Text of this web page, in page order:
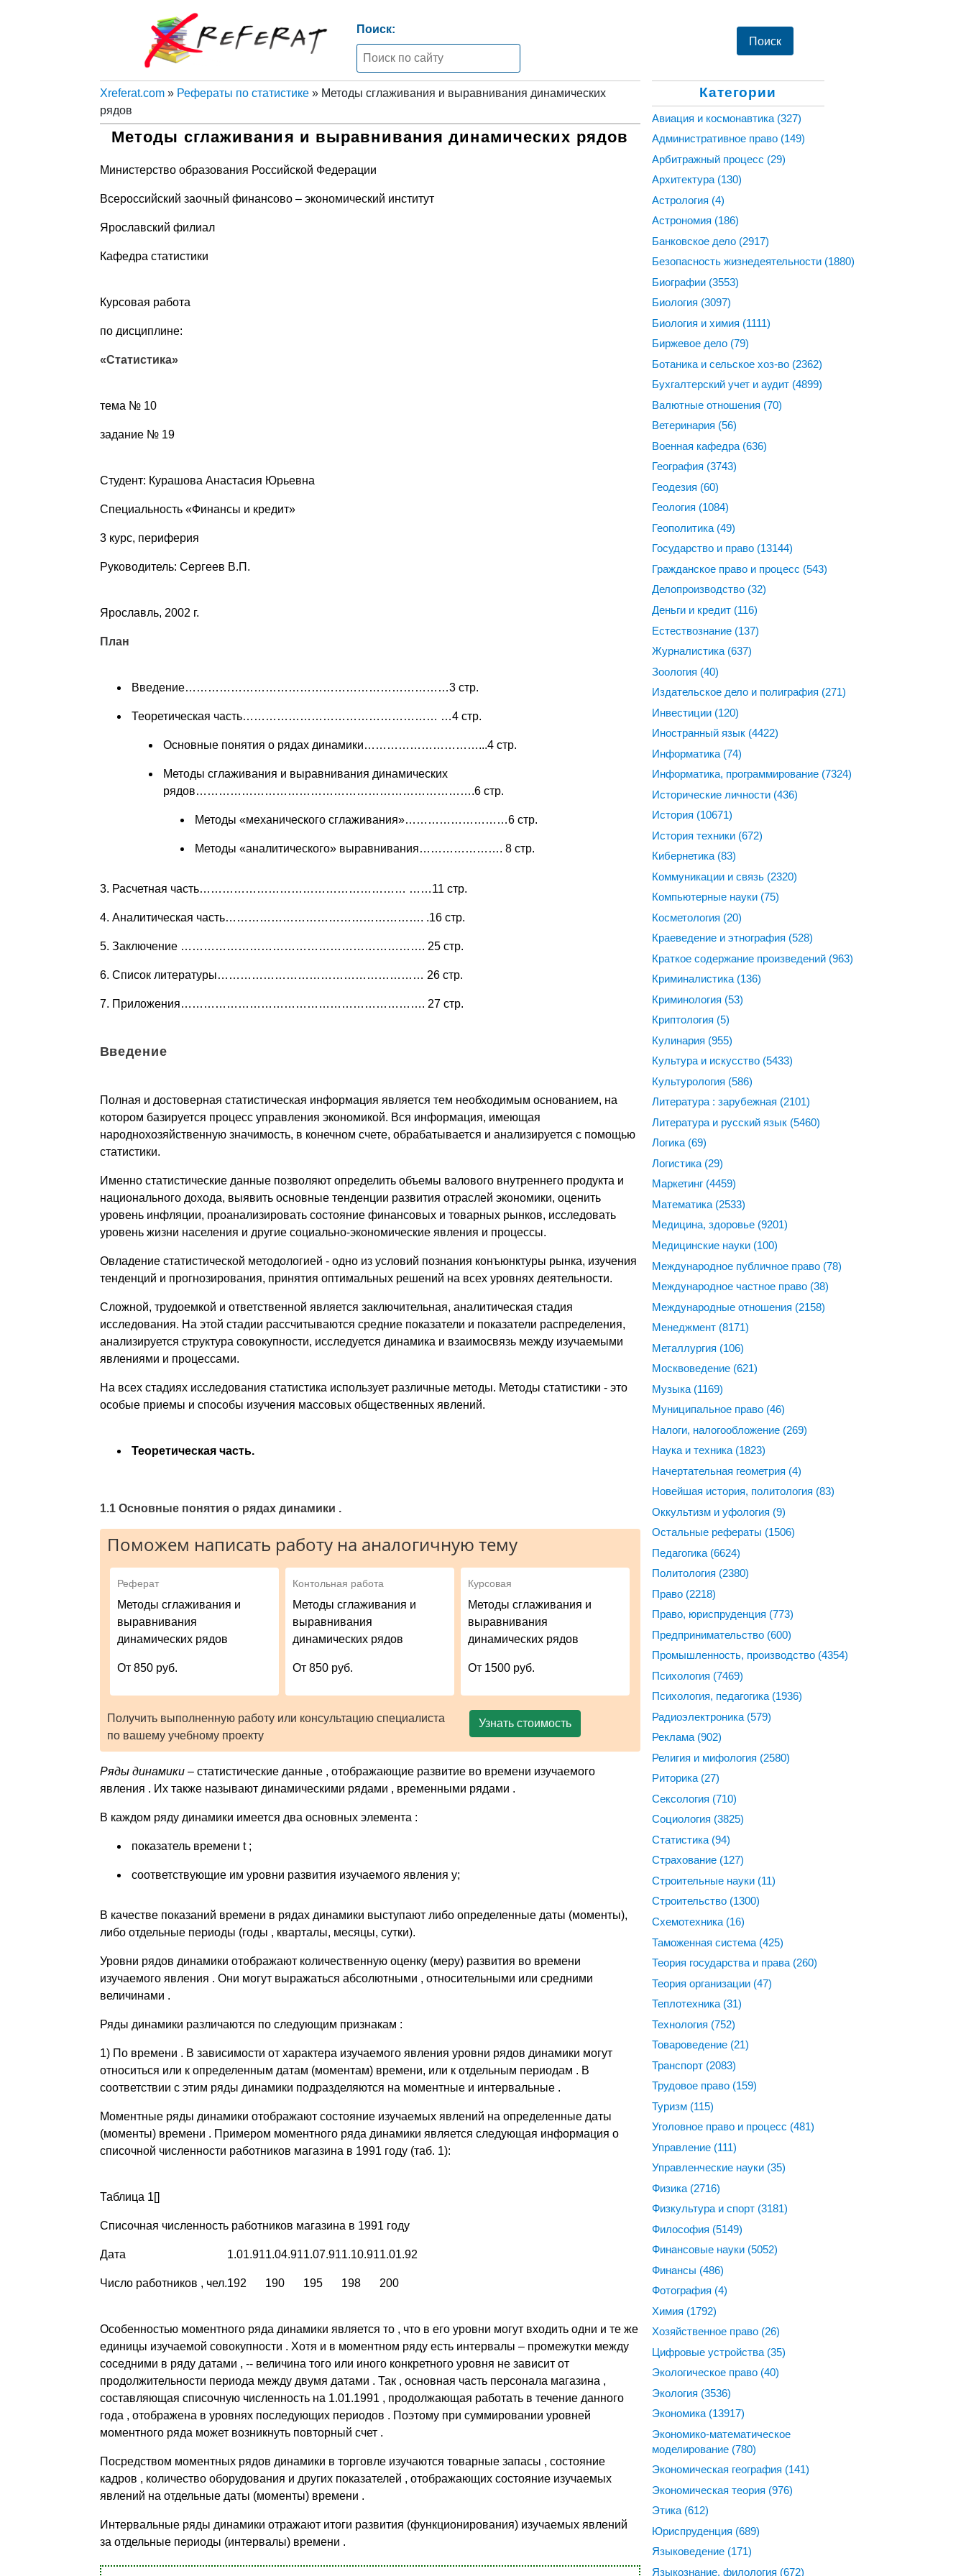
Поиск:
Xreferat.com» Рефераты по статистике» Методы сглаживания и выравнивания динамических
рядов
Методы сглаживания и выравнивания динамических рядов
Министерство образования Российской Федерации
Всероссийский заочный финансово – экономический институт
Ярославский филиал
Кафедра статистики
Курсовая работа
по дисциплине:
«Статистика»
тема № 10
задание № 19
Студент: Курашова Анастасия Юрьевна
Специальность «Финансы и кредит»
3 курс, периферия
Руководитель: Сергеев В.П.
Ярославль, 2002 г.
План
Введение……………………………………………………………3 стр.
Теоретическая часть…………………………………………… …4 стр.
Основные понятия о рядах динамики…………………………...4 стр.
Методы сглаживания и выравнивания динамических
рядов……………………………………………………………….6 стр.
Методы «механического сглаживания»………………………6 стр.
Методы «аналитического» выравнивания…………………. 8 стр.
3. Расчетная часть……………………………………………… ……11 стр.
4. Аналитическая часть……………………………………………. .16 стр.
5. Заключение ………………………………………………………. 25 стр.
6. Список литературы……………………………………………… 26 стр.
7. Приложения………………………………………………………. 27 стр.
Введение
Полная и достоверная статистическая информация является тем необходимым основанием, на
котором базируется процесс управления экономикой. Вся информация, имеющая
народнохозяйственную значимость, в конечном счете, обрабатывается и анализируется с помощью
статистики.
Именно статистические данные позволяют определить объемы валового внутреннего продукта и
национального дохода, выявить основные тенденции развития отраслей экономики, оценить
уровень инфляции, проанализировать состояние финансовых и товарных рынков, исследовать
уровень жизни населения и другие социально-экономические явления и процессы.
Овладение статистической методологией - одно из условий познания конъюнктуры рынка, изучения
тенденций и прогнозирования, принятия оптимальных решений на всех уровнях деятельности.
Сложной, трудоемкой и ответственной является заключительная, аналитическая стадия
исследования. На этой стадии рассчитываются средние показатели и показатели распределения,
анализируется структура совокупности, исследуется динамика и взаимосвязь между изучаемыми
явлениями и процессами.
На всех стадиях исследования статистика использует различные методы. Методы статистики - это
особые приемы и способы изучения массовых общественных явлений.
Теоретическая часть.
1.1 Основные понятия о рядах динамики .
Поможем написать работу на аналогичную тему
Реферат
Методы сглаживания и
выравнивания
динамических рядов
От 850 руб.
Контольная работа
Методы сглаживания и
выравнивания
динамических рядов
От 850 руб.
Курсовая
Методы сглаживания и
выравнивания
динамических рядов
От 1500 руб.
Получить выполненную работу или консультацию специалиста
по вашему учебному проекту
Узнать стоимость
Ряды динамики– статистические данные , отображающие развитие во времени изучаемого
явления . Их также называют динамическими рядами , временными рядами .
В каждом ряду динамики имеется два основных элемента :
показатель времени t ;
соответствующие им уровни развития изучаемого явления y;
В качестве показаний времени в рядах динамики выступают либо определенные даты (моменты),
либо отдельные периоды (годы , кварталы, месяцы, сутки).
Уровни рядов динамики отображают количественную оценку (меру) развития во времени
изучаемого явления . Они могут выражаться абсолютными , относительными или средними
величинами .
Ряды динамики различаются по следующим признакам :
1) По времени . В зависимости от характера изучаемого явления уровни рядов динамики могут
относиться или к определенным датам (моментам) времени, или к отдельным периодам . В
соответствии с этим ряды динамики подразделяются на моментные и интервальные .
Моментные ряды динамики отображают состояние изучаемых явлений на определенные даты
(моменты) времени . Примером моментного ряда динамики является следующая информация о
списочной численности работников магазина в 1991 году (таб. 1):
Таблица 1[]
Списочная численность работников магазина в 1991 году
Дата 1.01.911.04.911.07.911.10.911.01.92
Число работников , чел.192 190 195 198 200
Особенностью моментного ряда динамики является то , что в его уровни могут входить одни и те же
единицы изучаемой совокупности . Хотя и в моментном ряду есть интервалы – промежутки между
соседними в ряду датами , -- величина того или иного конкретного уровня не зависит от
продолжительности периода между двумя датами . Так , основная часть персонала магазина ,
составляющая списочную численность на 1.01.1991 , продолжающая работать в течение данного
года , отображена в уровнях последующих периодов . Поэтому при суммировании уровней
моментного ряда может возникнуть повторный счет .
Посредством моментных рядов динамики в торговле изучаются товарные запасы , состояние
кадров , количество оборудования и других показателей , отображающих состояние изучаемых
явлений на отдельные даты (моменты) времени .
Интервальные ряды динамики отражают итоги развития (функционирования) изучаемых явлений
за отдельные периоды (интервалы) времени .
Категории
Авиация и космонавтика (327)
Административное право (149)
Арбитражный процесс (29)
Архитектура (130)
Астрология (4)
Астрономия (186)
Банковское дело (2917)
Безопасность жизнедеятельности (1880)
Биографии (3553)
Биология (3097)
Биология и химия (1111)
Биржевое дело (79)
Ботаника и сельское хоз-во (2362)
Бухгалтерский учет и аудит (4899)
Валютные отношения (70)
Ветеринария (56)
Военная кафедра (636)
География (3743)
Геодезия (60)
Геология (1084)
Геополитика (49)
Государство и право (13144)
Гражданское право и процесс (543)
Делопроизводство (32)
Деньги и кредит (116)
Естествознание (137)
Журналистика (637)
Зоология (40)
Издательское дело и полиграфия (271)
Инвестиции (120)
Иностранный язык (4422)
Информатика (74)
Информатика, программирование (7324)
Исторические личности (436)
История (10671)
История техники (672)
Кибернетика (83)
Коммуникации и связь (2320)
Компьютерные науки (75)
Косметология (20)
Краеведение и этнография (528)
Краткое содержание произведений (963)
Криминалистика (136)
Криминология (53)
Криптология (5)
Кулинария (955)
Культура и искусство (5433)
Культурология (586)
Литература : зарубежная (2101)
Литература и русский язык (5460)
Логика (69)
Логистика (29)
Маркетинг (4459)
Математика (2533)
Медицина, здоровье (9201)
Медицинские науки (100)
Международное публичное право (78)
Международное частное право (38)
Международные отношения (2158)
Менеджмент (8171)
Металлургия (106)
Москвоведение (621)
Музыка (1169)
Муниципальное право (46)
Налоги, налогообложение (269)
Наука и техника (1823)
Начертательная геометрия (4)
Новейшая история, политология (83)
Оккультизм и уфология (9)
Остальные рефераты (1506)
Педагогика (6624)
Политология (2380)
Право (2218)
Право, юриспруденция (773)
Предпринимательство (600)
Промышленность, производство (4354)
Психология (7469)
Психология, педагогика (1936)
Радиоэлектроника (579)
Реклама (902)
Религия и мифология (2580)
Риторика (27)
Сексология (710)
Социология (3825)
Статистика (94)
Страхование (127)
Строительные науки (11)
Строительство (1300)
Схемотехника (16)
Таможенная система (425)
Теория государства и права (260)
Теория организации (47)
Теплотехника (31)
Технология (752)
Товароведение (21)
Транспорт (2083)
Трудовое право (159)
Туризм (115)
Уголовное право и процесс (481)
Управление (111)
Управленческие науки (35)
Физика (2716)
Физкультура и спорт (3181)
Философия (5149)
Финансовые науки (5052)
Финансы (486)
Фотография (4)
Химия (1792)
Хозяйственное право (26)
Цифровые устройства (35)
Экологическое право (40)
Экология (3536)
Экономика (13917)
Экономико-математическое
моделирование (780)
Экономическая география (141)
Экономическая теория (976)
Этика (612)
Юриспруденция (689)
Языковедение (171)
Языкознание, филология (672)